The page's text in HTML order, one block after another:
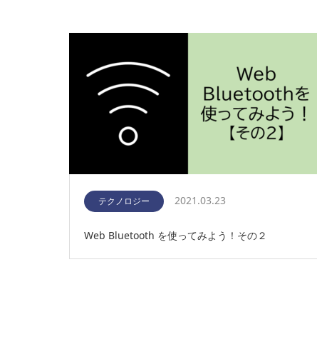
テクノロジー 2021.03.23
Web Bluetooth を使ってみよう！その２